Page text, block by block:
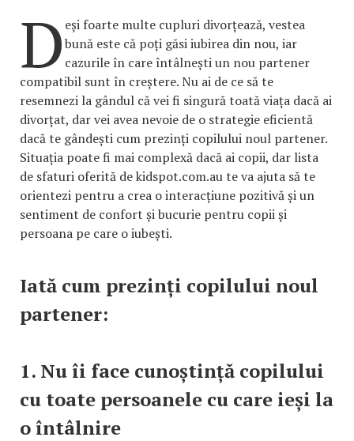
D eși foarte multe cupluri divorțează, vestea
bună este că poți găsi iubirea din nou, iar
cazurile în care întâlnești un nou partener
compatibil sunt în creștere. Nu ai de ce să te
resemnezi la gândul că vei fi singură toată viața dacă ai
divorțat, dar vei avea nevoie de o strategie eficientă
dacă te gândești cum prezinți copilului noul partener.
Situația poate fi mai complexă dacă ai copii, dar lista
de sfaturi oferită de kidspot.com.au te va ajuta să te
orientezi pentru a crea o interacțiune pozitivă și un
sentiment de confort și bucurie pentru copii și
persoana pe care o iubești.
Iată cum prezinți copilului noul
partener:
1. Nu îi face cunoștință copilului
cu toate persoanele cu care ieși la
o întâlnire